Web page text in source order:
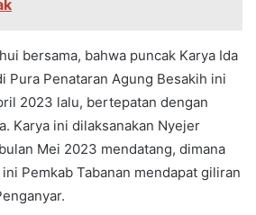
bersama, bahwa puncak Karya Ida
Pura Penataran Agung Besakih ini
2023 lalu, bertepatan dengan
Karya ini dilaksanakan Nyejer
Mei 2023 mendatang, dimana
Pemkab Tabanan mendapat giliran